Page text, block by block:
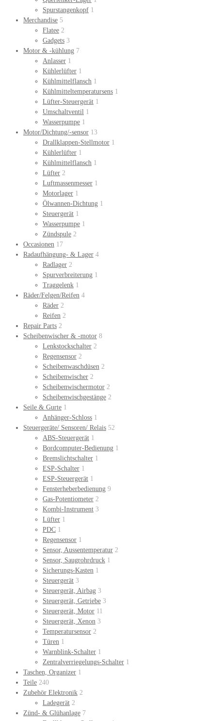
Spurstangenkopf 1
Merchandise 5
Flatee 2
Gadgets 3
Motor & -kühlung 7
Anlasser 1
Kühlerlüfter 1
Kühlmittelflansch 1
Kühlmitteltemperatursens 1
Lüfter-Steuergerät 1
Umschaltventil 1
Wasserpumpe 1
Motor/Dichtung/-sensor 13
Drallklappen-Stellmotor 1
Kühlerlüfter 1
Kühlmittelflansch 1
Lüfter 2
Luftmassenmesser 1
Motorlager 1
Ölwannen-Dichtung 1
Steuergerät 1
Wasserpumpe 1
Zündspule 2
Occasionen 17
Radaufhängung- & Lager 4
Radlager 2
Spurverbreiterung 1
Traggelenk 1
Räder/Felgen/Reifen 4
Räder 2
Reifen 2
Repair Parts 2
Scheibenwischer & -motor 8
Lenkstockschalter 2
Regensensor 2
Scheibenwaschdüsen 2
Scheibenwischer 2
Scheibenwischermotor 2
Scheibenwischgestänge 2
Seile & Gurte 1
Anhänger-Schloss 1
Steuergeräte/ Sensoren/ Relais 52
ABS-Steuergerät 1
Bordcomputer-Bedienung 1
Bremslichtschalter 1
ESP-Schalter 1
ESP-Steuergerät 1
Fensterheberbedienung 9
Gas-Potentiometer 2
Kombi-Instrument 3
Lüfter 1
PDC 1
Regensensor 1
Sensor, Aussentemperatur 2
Sensor, Saugrohrdruck 1
Sicherungs-Kasten 1
Steuergerät 3
Steuergerät, Airbag 3
Steuergerät, Getriebe 3
Steuergerät, Motor 11
Steuergerät, Xenon 3
Temperatursensor 2
Türen 1
Warnblink-Schalter 1
Zentralverriegelungs-Schalter 1
Taschen, Organizer 1
Teile 240
Zubehör Elektronik 2
Ladegerät 2
Zünd- & Glühanlage 7